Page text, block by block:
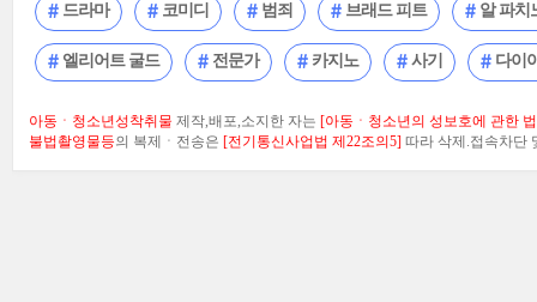
드라마 코미디 범죄 브래드 피트 알 파치
엘리어트 굴드 전문가 카지노 사기 다이
아동ㆍ청소년성착취물 제작,배포,소지한 자는 [아동ㆍ청소년의 성보호에 관한
불법촬영물등의 복제ㆍ전송은 [전기통신사업법 제22조의5] 따라 삭제.접속차단